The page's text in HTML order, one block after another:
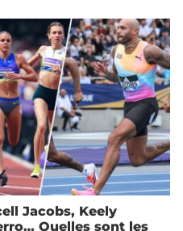
Jacobs, Keely
Quelles sont les